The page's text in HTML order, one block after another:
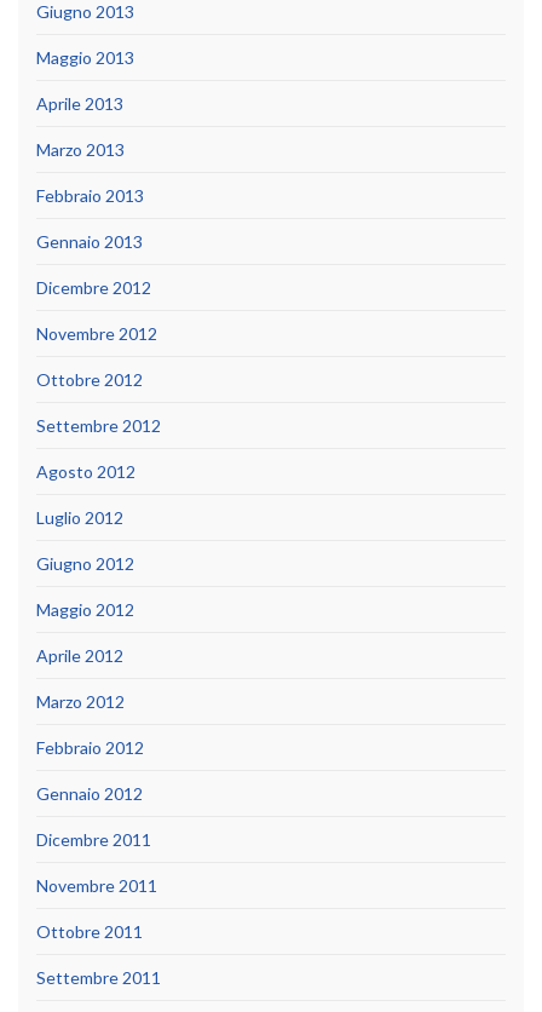
Giugno 2013
Maggio 2013
Aprile 2013
Marzo 2013
Febbraio 2013
Gennaio 2013
Dicembre 2012
Novembre 2012
Ottobre 2012
Settembre 2012
Agosto 2012
Luglio 2012
Giugno 2012
Maggio 2012
Aprile 2012
Marzo 2012
Febbraio 2012
Gennaio 2012
Dicembre 2011
Novembre 2011
Ottobre 2011
Settembre 2011